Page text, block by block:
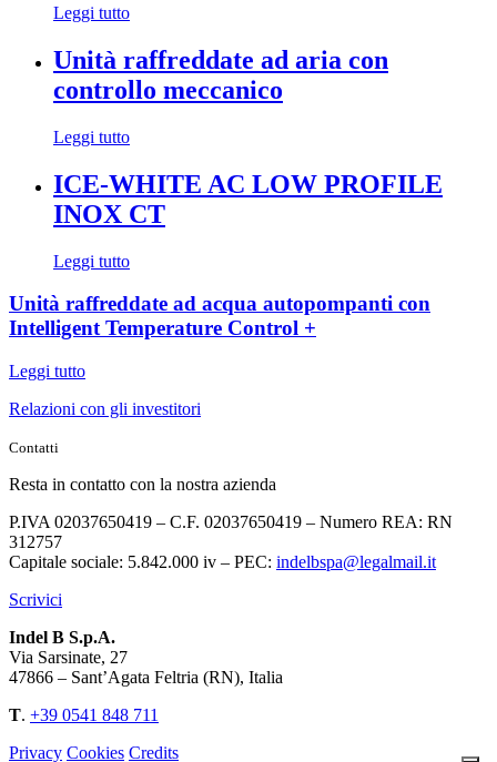
Leggi tutto
Unità raffreddate ad aria con
controllo meccanico
Leggi tutto
ICE-WHITE AC LOW PROFILE
INOX CT
Leggi tutto
Unità raffreddate ad acqua autopompanti con
Intelligent Temperature Control +
Leggi tutto
Relazioni con gli investitori
Contatti
Resta in contatto con la nostra azienda
P.IVA 02037650419 – C.F. 02037650419 – Numero REA: RN
312757
Capitale sociale: 5.842.000 iv – PEC: indelbspa@legalmail.it
Scrivici
Indel B S.p.A.
Via Sarsinate, 27
47866 – Sant’Agata Feltria (RN), Italia
T. +39 0541 848 711
Privacy Cookies Credits